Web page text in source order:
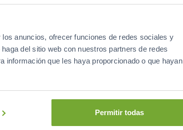
anuncios, ofrecer funciones de redes sociales y
del sitio web con nuestros partners de redes
información que les haya proporcionado o que hayan
Permitir todas
de ocasión
una
sin tener que
corrosivo con
para que
de gas por el
y funcionará